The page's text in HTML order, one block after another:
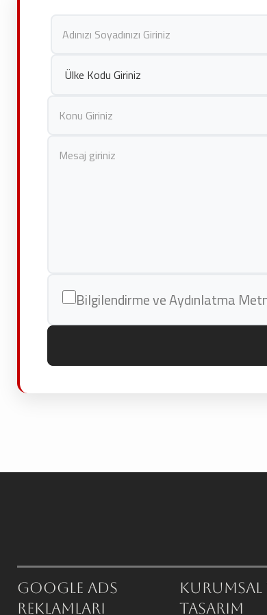
Bilgilendirme ve Aydınlatma
Google ADS
Reklamları
Kurumsal
Tasarım